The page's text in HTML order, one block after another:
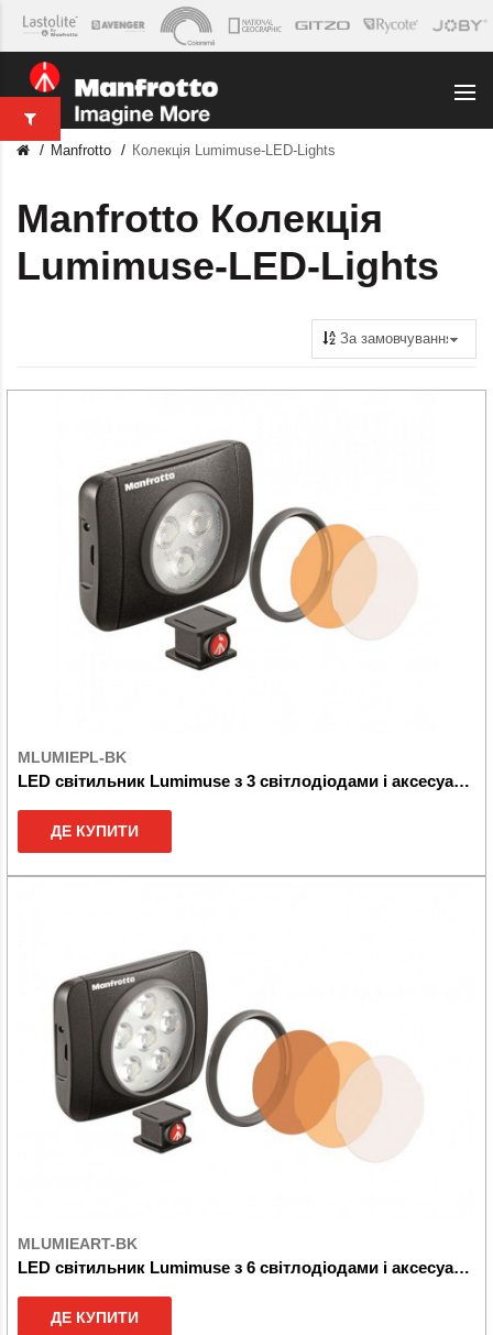
Manfrotto Колекція Lumimuse-LED-Lights
Manfrotto Колекція
Lumimuse-LED-Lights
MLUMIEPL-BK
LED світильник Lumimuse з 3 світлодіодами і аксесуари., Чорний
ДЕ КУПИТИ
MLUMIEART-BK
LED світильник Lumimuse з 6 світлодіодами і аксесуари., Чорний
ДЕ КУПИТИ